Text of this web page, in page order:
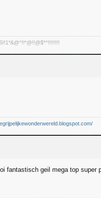
fantastisch geil mega top super